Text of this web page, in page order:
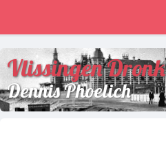
Vlissingen Dronk
Dennis Phoelich